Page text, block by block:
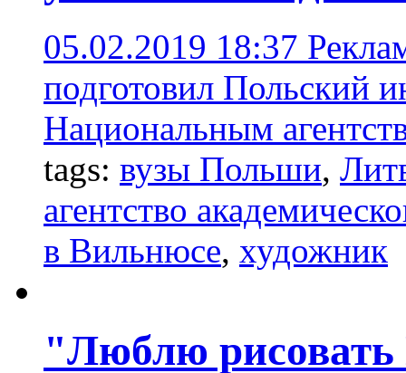
05.02.2019 18:37
подготовил Польский
Национальным
tags: вузы Польши,
агентство
в Вильнюсе, художник
"Люблю